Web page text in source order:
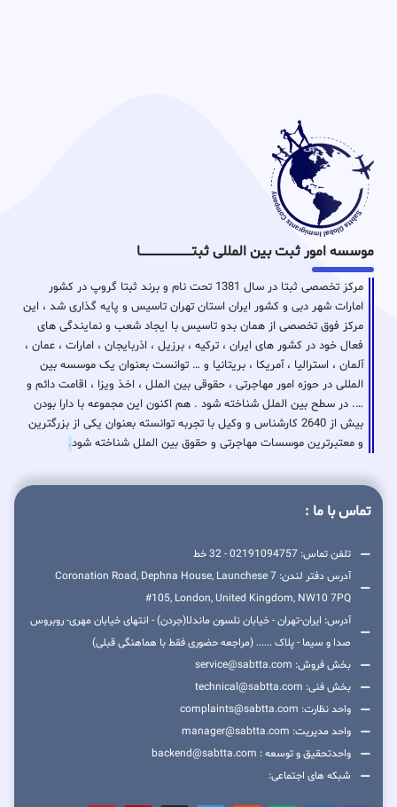
موسسه امور ثبت بین المللی ثبتـــــــــــــــــــــــــــــا
مرکز تخصصی ثبتا در سال 1381 تحت نام و برند ثبتا گروپ در کشور
امارات شهر دبی و کشور ایران استان تهران تاسیس و پایه گذاری شد ، این
مرکز فوق تخصصی از همان بدو تاسیس با ایجاد شعب و نمایندگی های
فعال خود در کشور های ایران ، ترکیه ، برزیل ، اذربایجان ، امارات ، عمان ،
آلمان ، استرالیا ، آمریکا ، بریتانیا و … توانست بعنوان یک موسسه بین
المللی در حوزه امور مهاجرتی ، حقوقی بین الملل ، اخذ ویزا ، اقامت دائم و
…. در سطح بین الملل شناخته شود . هم اکنون این مجموعه با دارا بودن
بیش از 2640 کارشناس و وکیل با تجربه توانسته بعنوان یکی از بزرگترین
و معتبرترین موسسات مهاجرتی و حقوق بین الملل شناخته شود.
تماس با ما :
تلفن تماس: 02191094757 - 32 خط
آدرس دفتر لندن: 7 Coronation Road, Dephna House, Launchese
#105, London, United Kingdom, NW10 7PQ
آدرس: ایران-تهران - خیابان نلسون ماندلا(جردن) - انتهای خیابان مهری- روبروس
صدا و سیما - پلاک ...... (مراجعه حضوری فقط با هماهنگی قبلی)
بخش فروش: service@sabtta.com
بخش فنی: technical@sabtta.com
واحد نظارت: complaints@sabtta.com
واحد مدیریت: manager@sabtta.com
واحدتحقیق و توسعه : backend@sabtta.com
شبکه های اجتماعی: